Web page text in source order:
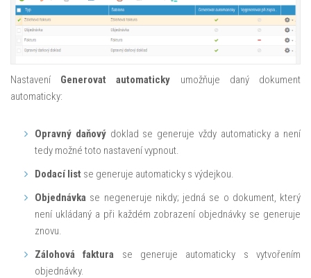
Nastavení Generovat automaticky umožňuje daný dokument
automaticky:
Opravný daňovýdoklad se generuje vždy automaticky a není
tedy možné toto nastavení vypnout.
Dodací list se generuje automaticky s výdejkou.
Objednávka se negeneruje nikdy; jedná se o dokument, který
není ukládaný a při každém zobrazení objednávky se generuje
znovu.
Zálohová faktura se generuje automaticky s vytvořením
objednávky.